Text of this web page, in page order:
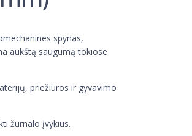
spynas,
aukštą saugumą tokiose
priežiūros ir gyvavimo
žurnalo įvykius.